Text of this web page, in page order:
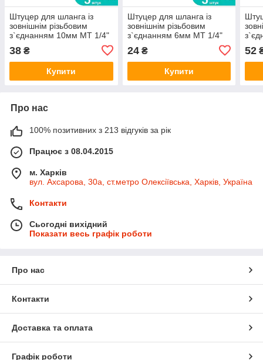
Штуцер для шланга із
зовнішнім різьбовим
з`єднанням 10мм MT 1/4"
38 ₴
Купити
Штуцер для шланга із
зовнішнім різьбовим
з`єднанням 6мм MT 1/4"
(латунь) SIGMA (7023421)
24₴
Купити
52
Про нас
100% позитивних з 213 відгуків за рік
Працює з 08.04.2015
м. Харків
вул. Ахсарова, 30а, ст.метро Олексіївська, Харків, Україна
Контакти
Сьогодні вихідний
Показати весь графік роботи
Про нас
Контакти
Доставка та оплата
Графік роботи